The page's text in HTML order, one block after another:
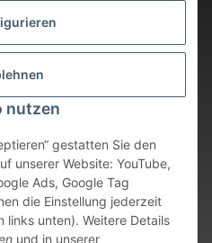
nutzen
gestatten Sie den
unserer Website: YouTube,
Ads, Google Tag
die Einstellung jederzeit
unten). Weitere Details
und in unserer
zzgl. Versand . Bei sofort